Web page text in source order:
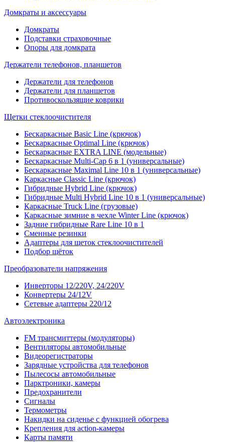
Домкраты и аксессуары
Домкраты
Подставки страховочные
Опоры для домкрата
Держатели телефонов, планшетов
Держатели для телефонов
Держатели для планшетов
Противоскользящие коврики
Щетки стеклоочистителя
Бескаркасные Basic Line (крючок)
Бескаркасные Optimal Line (крючок)
Бескаркасные EXTRA LINE (модельные)
Бескаркасные Multi-Cap 6 в 1 (универсальные)
Бескаркасные Maximal Line 10 в 1 (универсальные)
Каркасные Classic Line (крючок)
Гибридные Hybrid Line (крючок)
Гибридные Multi Hybrid Line 10 в 1 (универсальные)
Каркасные Truck Line (грузовые)
Каркасные зимние в чехле Winter Line (крючок)
Задние гибридные Rare Line 10 в 1
Сменные резинки
Адаптеры для щеток стеклоочистителей
Подбор щёток
Преобразователи напряжения
Инверторы 12/220V, 24/220V
Конвертеры 24/12V
Сетевые адаптеры 220/12
Автоэлектроника
FM трансмиттеры (модуляторы)
Вентиляторы автомобильные
Видеорегистраторы
Зарядные устройства для телефонов
Пылесосы автомобильные
Парктроники, камеры
Предохранители
Сигналы
Термометры
Накидки на сиденье с функцией обогрева
Крепления для action-камеры
Карты памяти